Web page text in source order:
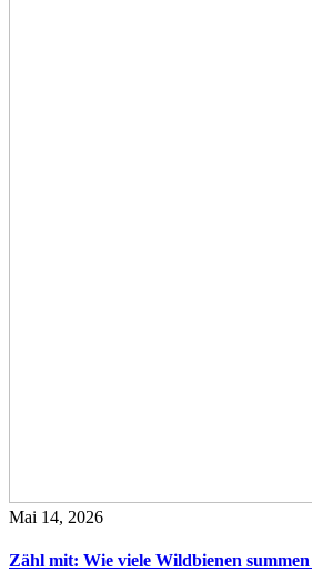
Mai 14, 2026
Zähl mit: Wie viele Wildbienen